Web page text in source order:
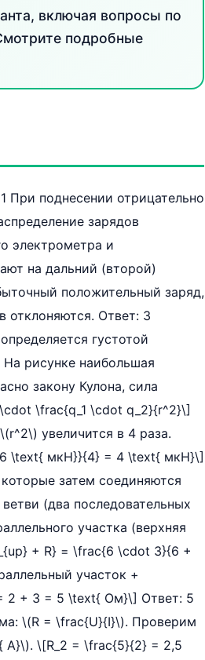
включая вопросы по
подробные
При поднесении отрицательно
зарядов
электрометра и
на дальний (второй)
положительный заряд,
отклоняются. Ответ: 3
густотой
рисунке наибольшая
закону Кулона, сила
\frac{q_1 \cdot q_2}{r^2}\]
увеличится в 4 раза.
\text{ мкН}}{4} = 4 \text{ мкН}\]
затем соединяются
(два последовательных
участка (верхняя
+ R} = \frac{6 \cdot 3}{6 +
участок +
2 + 3 = 5 \text{ Ом}\] Ответ: 5
\(R = \frac{U}{I}\). Проверим
А}\). \[R_2 = \frac{5}{2} = 2,5